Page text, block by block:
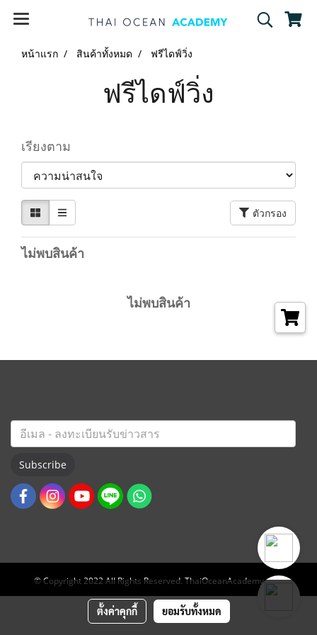
หน้าแรก สินค้าทั้งหมด ฟรีไดฟ์วิ่ง
ฟรีไดฟ์วิ่ง
เรียงตาม
ตัวกรอง
ไม่พบสินค้า
ไม่พบสินค้า
Subscribe
© Copyright 2022 All Rights Reserved. ThaiOceanAcademy.com
ตั้งค่าคุกกี้ ยอมรับทั้งหมด